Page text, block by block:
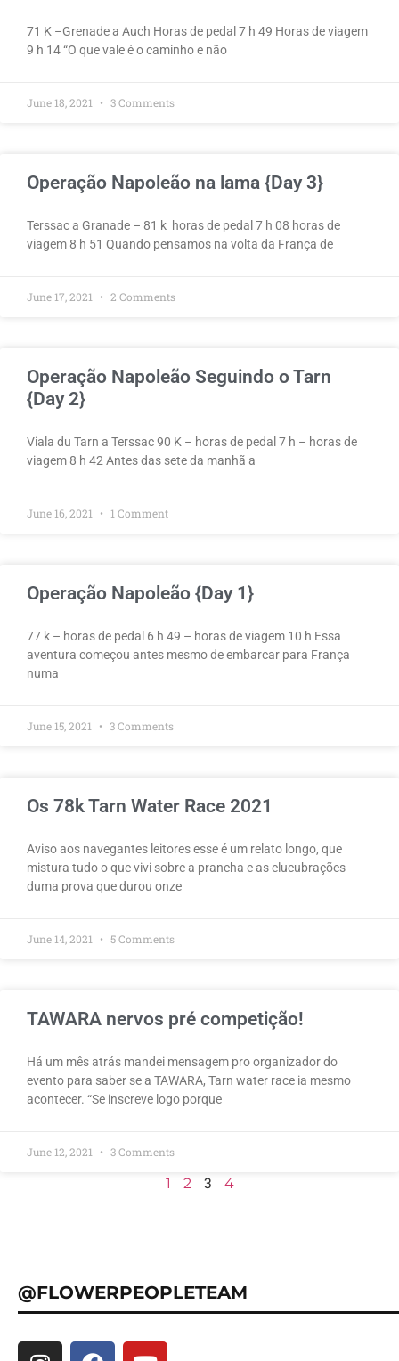
71 K –Grenade a Auch Horas de pedal 7 h 49 Horas de viagem
9 h 14 “O que vale é o caminho e não
June 18, 2021 3 Comments
Operação Napoleão na lama {Day 3}
Terssac a Granade – 81 k horas de pedal 7 h 08 horas de
viagem 8 h 51 Quando pensamos na volta da França de
June 17, 2021 2 Comments
Operação Napoleão Seguindo o Tarn
{Day 2}
Viala du Tarn a Terssac 90 K – horas de pedal 7 h – horas de
viagem 8 h 42 Antes das sete da manhã a
June 16, 2021 1 Comment
Operação Napoleão {Day 1}
77 k – horas de pedal 6 h 49 – horas de viagem 10 h Essa
aventura começou antes mesmo de embarcar para França
numa
June 15, 2021 3 Comments
Os 78k Tarn Water Race 2021
Aviso aos navegantes leitores esse é um relato longo, que
mistura tudo o que vivi sobre a prancha e as elucubrações
duma prova que durou onze
June 14, 2021 5 Comments
TAWARA nervos pré competição!
Há um mês atrás mandei mensagem pro organizador do
evento para saber se a TAWARA, Tarn water race ia mesmo
acontecer. “Se inscreve logo porque
June 12, 2021 3 Comments
1 2 3 4
@FLOWERPEOPLETEAM